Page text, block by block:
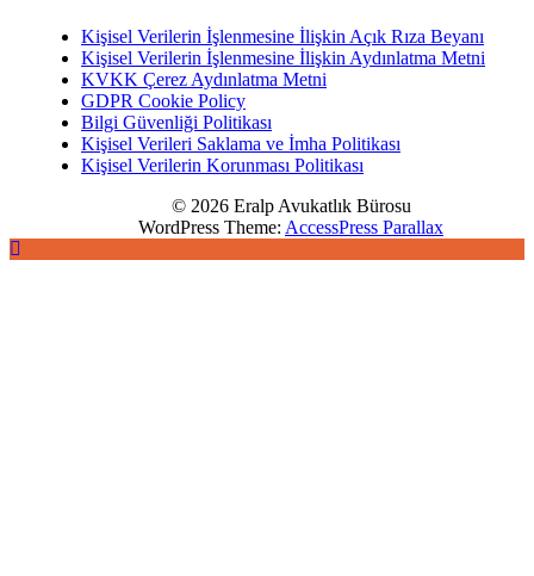
Kişisel Verilerin İşlenmesine İlişkin Açık Rıza Beyanı
Kişisel Verilerin İşlenmesine İlişkin Aydınlatma Metni
KVKK Çerez Aydınlatma Metni
GDPR Cookie Policy
Bilgi Güvenliği Politikası
Kişisel Verileri Saklama ve İmha Politikası
Kişisel Verilerin Korunması Politikası
© 2026 Eralp Avukatlık Bürosu
WordPress Theme: AccessPress Parallax